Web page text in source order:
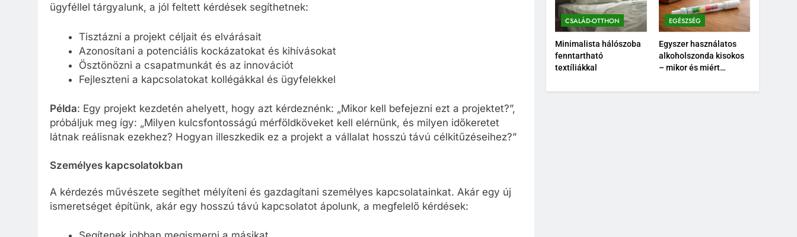
ügyféllel tárgyalunk, a jól feltett kérdések segíthetnek:
Tisztázni a projekt céljait és elvárásait
Azonosítani a potenciális kockázatokat és kihívásokat
Ösztönözni a csapatmunkát és az innovációt
Fejleszteni a kapcsolatokat kollégákkal és ügyfelekkel
Példa: Egy projekt kezdetén ahelyett, hogy azt kérdeznénk: „Mikor kell befejezni ezt a projektet?”,
próbáljuk meg így: „Milyen kulcsfontosságú mérföldköveket kell elérnünk, és milyen időkeretet
látnak reálisnak ezekhez? Hogyan illeszkedik ez a projekt a vállalat hosszú távú célkitűzéseihez?”
Személyes kapcsolatokban
A kérdezés művészete segíthet mélyíteni és gazdagítani személyes kapcsolatainkat. Akár egy új
ismeretséget építünk, akár egy hosszú távú kapcsolatot ápolunk, a megfelelő kérdések:
CSALÁD-OTTHON
Minimalista hálószoba
fenntartható
textíliákkal
EGÉSZSÉG
Egyszer használatos
alkoholszonda kisokos
– mikor és miért